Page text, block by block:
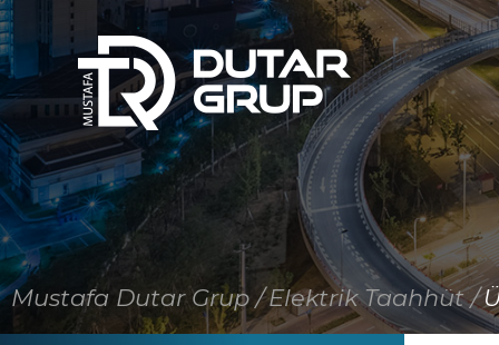
Anasayfa
Kurumsal
Sektörler
Projelerimiz
Hizmetler
Mustafa Dutar Grup /Elektrik Taahhüt /
×